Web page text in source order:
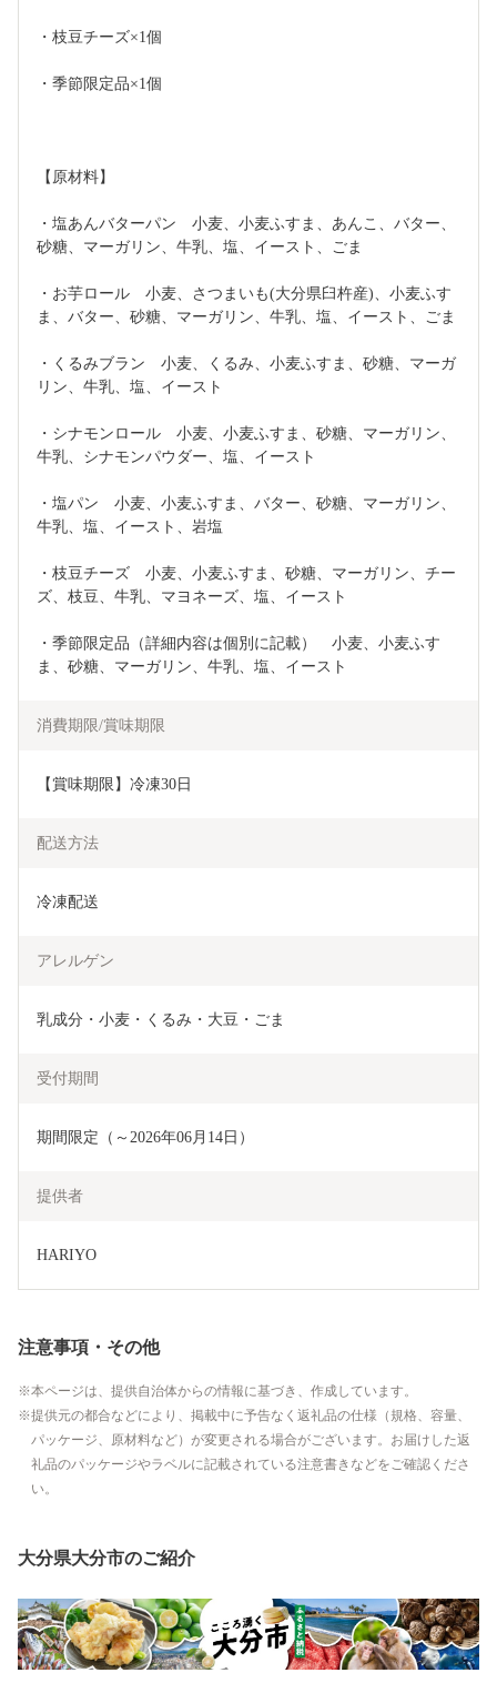
・枝豆チーズ×1個
・季節限定品×1個
【原材料】
・塩あんバターパン　小麦、小麦ふすま、あんこ、バター、
砂糖、マーガリン、牛乳、塩、イースト、ごま
・お芋ロール　小麦、さつまいも(大分県臼杵産)、小麦ふす
ま、バター、砂糖、マーガリン、牛乳、塩、イースト、ごま
・くるみブラン　小麦、くるみ、小麦ふすま、砂糖、マーガ
リン、牛乳、塩、イースト
・シナモンロール　小麦、小麦ふすま、砂糖、マーガリン、
牛乳、シナモンパウダー、塩、イースト
・塩パン　小麦、小麦ふすま、バター、砂糖、マーガリン、
牛乳、塩、イースト、岩塩
・枝豆チーズ　小麦、小麦ふすま、砂糖、マーガリン、チー
ズ、枝豆、牛乳、マヨネーズ、塩、イースト
・季節限定品（詳細内容は個別に記載）　小麦、小麦ふす
ま、砂糖、マーガリン、牛乳、塩、イースト
消費期限/賞味期限
【賞味期限】冷凍30日
配送方法
冷凍配送
アレルゲン
乳成分・小麦・くるみ・大豆・ごま
受付期間
期間限定（～2026年06月14日）
提供者
HARIYO
注意事項・その他
本ページは、提供自治体からの情報に基づき、作成しています。
提供元の都合などにより、掲載中に予告なく返礼品の仕様（規格、容量、
パッケージ、原材料など）が変更される場合がございます。お届けした返
礼品のパッケージやラベルに記載されている注意書きなどをご確認くださ
い。
大分県大分市のご紹介